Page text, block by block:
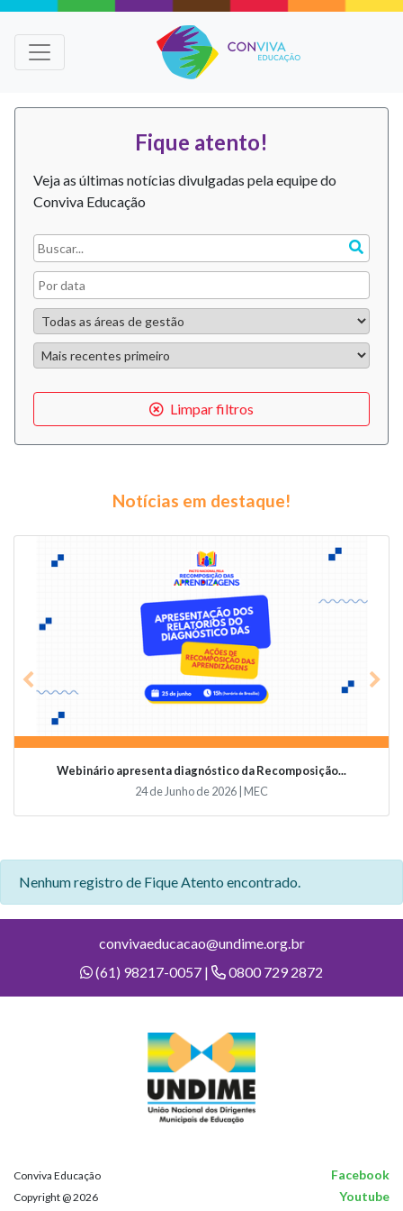
Fique atento!
Veja as últimas notícias divulgadas pela equipe do
Conviva Educação
Limpar filtros
Notícias em destaque!
Webinário apresenta diagnóstico da Recomposição...
24 de Junho de 2026 | MEC
Previous
Nenhum registro de Fique Atento encontrado.
convivaeducacao@undime.org.br
(61) 98217-0057 |
0800 729 2872
Conviva Educação Facebook
Copyright @ 2026
Youtube